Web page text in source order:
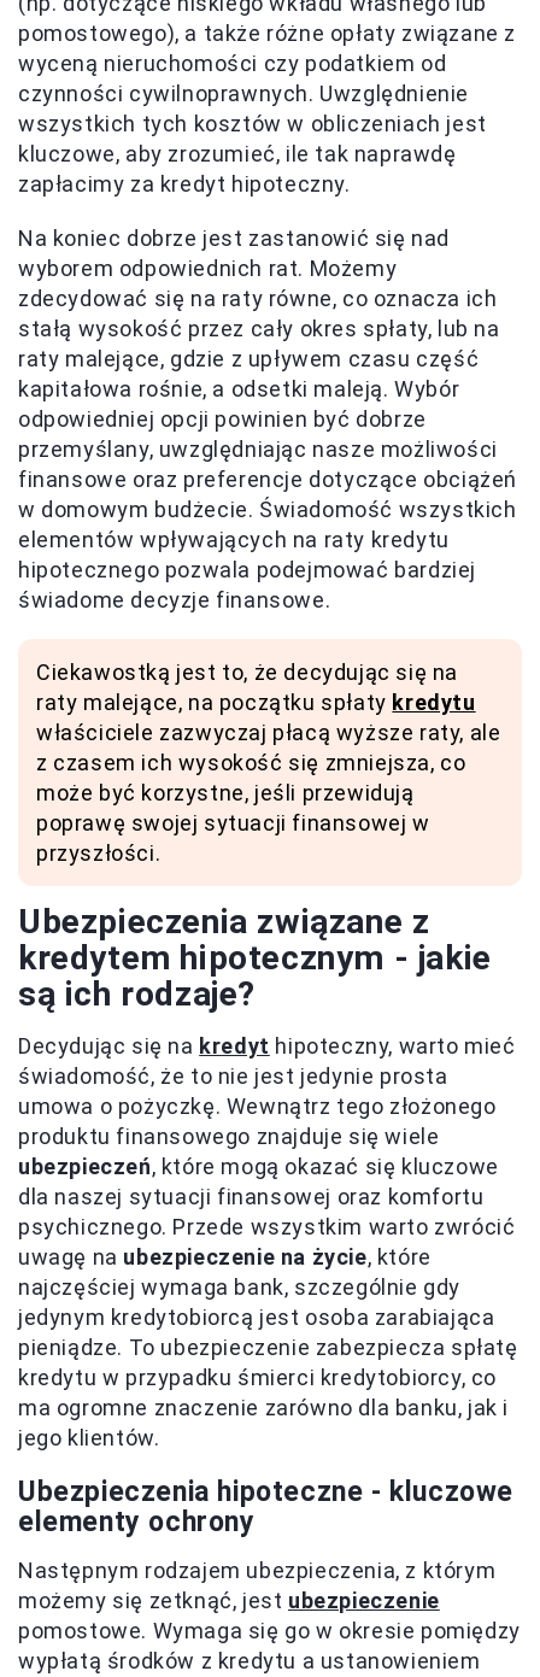
pomostowego), a także różne opłaty związane z
wyceną nieruchomości czy podatkiem od
czynności cywilnoprawnych. Uwzględnienie
wszystkich tych kosztów w obliczeniach jest
kluczowe, aby zrozumieć, ile tak naprawdę
zapłacimy za kredyt hipoteczny.
Na koniec dobrze jest zastanowić się nad
wyborem odpowiednich rat. Możemy
zdecydować się na raty równe, co oznacza ich
stałą wysokość przez cały okres spłaty, lub na
raty malejące, gdzie z upływem czasu część
kapitałowa rośnie, a odsetki maleją. Wybór
odpowiedniej opcji powinien być dobrze
przemyślany, uwzględniając nasze możliwości
finansowe oraz preferencje dotyczące obciążeń
w domowym budżecie. Świadomość wszystkich
elementów wpływających na raty kredytu
hipotecznego pozwala podejmować bardziej
świadome decyzje finansowe.
Ciekawostką jest to, że decydując się na
raty malejące, na początku spłaty kredytu
właściciele zazwyczaj płacą wyższe raty, ale
z czasem ich wysokość się zmniejsza, co
może być korzystne, jeśli przewidują
poprawę swojej sytuacji finansowej w
przyszłości.
Ubezpieczenia związane z
kredytem hipotecznym - jakie
są ich rodzaje?
Decydując się na kredyt hipoteczny, warto mieć
świadomość, że to nie jest jedynie prosta
umowa o pożyczkę. Wewnątrz tego złożonego
produktu finansowego znajduje się wiele
ubezpieczeń, które mogą okazać się kluczowe
dla naszej sytuacji finansowej oraz komfortu
psychicznego. Przede wszystkim warto zwrócić
uwagę na ubezpieczenie na życie, które
najczęściej wymaga bank, szczególnie gdy
jedynym kredytobiorcą jest osoba zarabiająca
pieniądze. To ubezpieczenie zabezpiecza spłatę
kredytu w przypadku śmierci kredytobiorcy, co
ma ogromne znaczenie zarówno dla banku, jak i
jego klientów.
Ubezpieczenia hipoteczne - kluczowe
elementy ochrony
Następnym rodzajem ubezpieczenia, z którym
możemy się zetknąć, jest ubezpieczenie
pomostowe. Wymaga się go w okresie pomiędzy
wypłatą środków z kredytu a ustanowieniem